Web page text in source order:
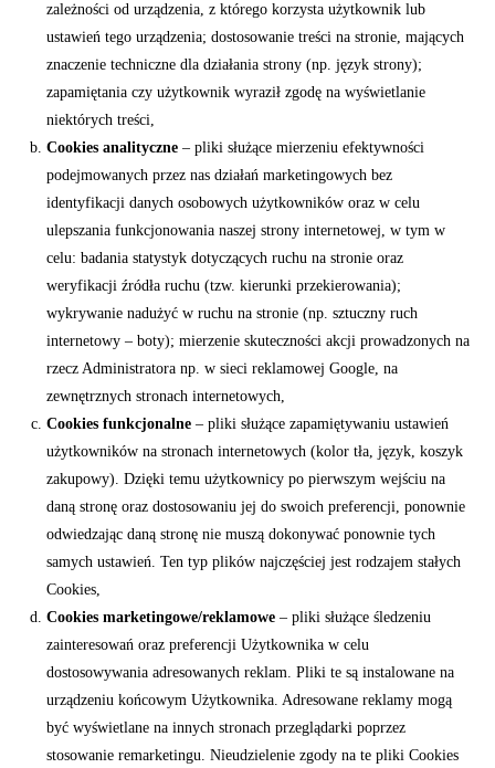
zależności od urządzenia, z którego korzysta użytkownik lub
ustawień tego urządzenia; dostosowanie treści na stronie, mających
znaczenie techniczne dla działania strony (np. język strony);
zapamiętania czy użytkownik wyraził zgodę na wyświetlanie
niektórych treści,
Cookies analityczne – pliki służące mierzeniu efektywności
podejmowanych przez nas działań marketingowych bez
identyfikacji danych osobowych użytkowników oraz w celu
ulepszania funkcjonowania naszej strony internetowej, w tym w
celu: badania statystyk dotyczących ruchu na stronie oraz
weryfikacji źródła ruchu (tzw. kierunki przekierowania);
wykrywanie nadużyć w ruchu na stronie (np. sztuczny ruch
internetowy – boty); mierzenie skuteczności akcji prowadzonych na
rzecz Administratora np. w sieci reklamowej Google, na
zewnętrznych stronach internetowych,
Cookies funkcjonalne – pliki służące zapamiętywaniu ustawień
użytkowników na stronach internetowych (kolor tła, język, koszyk
zakupowy). Dzięki temu użytkownicy po pierwszym wejściu na
daną stronę oraz dostosowaniu jej do swoich preferencji, ponownie
odwiedzając daną stronę nie muszą dokonywać ponownie tych
samych ustawień. Ten typ plików najczęściej jest rodzajem stałych
Cookies,
Cookies marketingowe/reklamowe– pliki służące śledzeniu
zainteresowań oraz preferencji Użytkownika w celu
dostosowywania adresowanych reklam. Pliki te są instalowane na
urządzeniu końcowym Użytkownika. Adresowane reklamy mogą
być wyświetlane na innych stronach przeglądarki poprzez
stosowanie remarketingu. Nieudzielenie zgody na te pliki Cookies